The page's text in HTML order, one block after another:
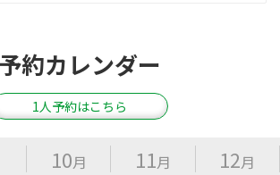
予約カレンダー
1人予約はこちら
10月 11月 12月